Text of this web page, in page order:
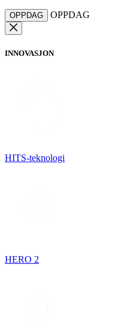
OPPDAG OPPDAG
INNOVASJON
HITS-teknologi
HERO 2